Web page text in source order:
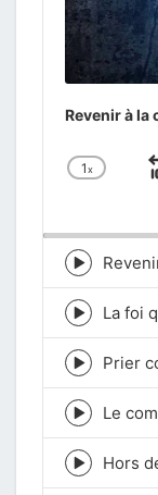
Revenir à la
1x
Episode
play
icon
Episode
play
icon
La foi
Episode
play
icon
Prier
Episode
play
icon
Le
Episode
Hors